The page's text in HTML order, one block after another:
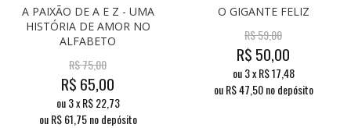
A PAIXÃO DE A E Z - UMA
HISTÓRIA DE AMOR NO
ALFABETO
R$75,00
R$ 65,00
ou3x R$22,73
ou R$61,75 no depósito
O GIGANTE FELIZ
R$59,00
R$ 50,00
ou3x R$17,48
ou R$47,50 no depósito